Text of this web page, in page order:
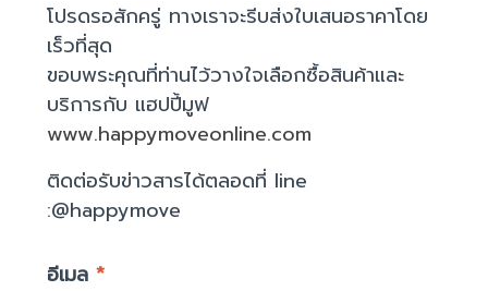
โปรดรอสักครู่ ทางเราจะรีบส่งใบเสนอราคาโดย
เร็วที่สุด
ขอบพระคุณที่ท่านไว้วางใจเลือกซื้อสินค้าและ
บริการกับ แฮปปี้มูฟ
www.happymoveonline.com
ติดต่อรับข่าวสารได้ตลอดที่ line
:@happymove
อีเมล *